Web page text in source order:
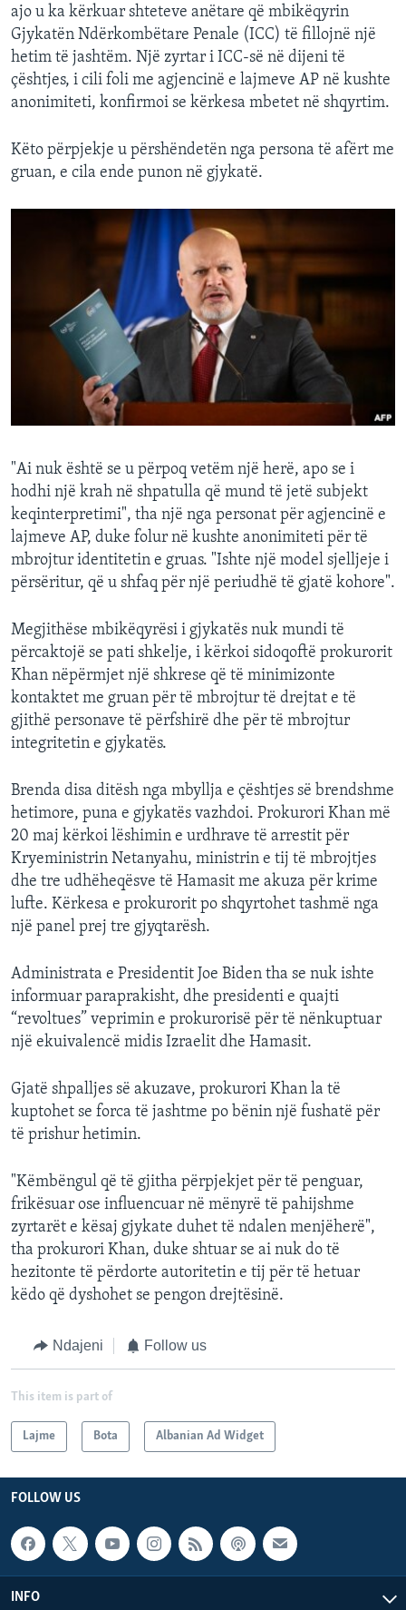
ajo u ka kërkuar shteteve anëtare që mbikëqyrin
Gjykatën Ndërkombëtare Penale (ICC) të fillojnë një
hetim të jashtëm. Një zyrtar i ICC-së në dijeni të
çështjes, i cili foli me agjencinë e lajmeve AP në kushte
anonimiteti, konfirmoi se kërkesa mbetet në shqyrtim.
Këto përpjekje u përshëndetën nga persona të afërt me
gruan, e cila ende punon në gjykatë.
"Ai nuk është se u përpoq vetëm një herë, apo se i
hodhi një krah në shpatulla që mund të jetë subjekt
keqinterpretimi", tha një nga personat për agjencinë e
lajmeve AP, duke folur në kushte anonimiteti për të
mbrojtur identitetin e gruas. "Ishte një model sjelljeje i
përsëritur, që u shfaq për një periudhë të gjatë kohore".
Megjithëse mbikëqyrësi i gjykatës nuk mundi të
përcaktojë se pati shkelje, i kërkoi sidoqoftë prokurorit
Khan nëpërmjet një shkrese që të minimizonte
kontaktet me gruan për të mbrojtur të drejtat e të
gjithë personave të përfshirë dhe për të mbrojtur
integritetin e gjykatës.
Brenda disa ditësh nga mbyllja e çështjes së brendshme
hetimore, puna e gjykatës vazhdoi. Prokurori Khan më
20 maj kërkoi lëshimin e urdhrave të arrestit për
Kryeministrin Netanyahu, ministrin e tij të mbrojtjes
dhe tre udhëheqësve të Hamasit me akuza për krime
lufte. Kërkesa e prokurorit po shqyrtohet tashmë nga
një panel prej tre gjyqtarësh.
Administrata e Presidentit Joe Biden tha se nuk ishte
informuar paraprakisht, dhe presidenti e quajti
“revoltues” veprimin e prokurorisë për të nënkuptuar
një ekuivalencë midis Izraelit dhe Hamasit.
Gjatë shpalljes së akuzave, prokurori Khan la të
kuptohet se forca të jashtme po bënin një fushatë për
të prishur hetimin.
"Këmbëngul që të gjitha përpjekjet për të penguar,
frikësuar ose influencuar në mënyrë të pahijshme
zyrtarët e kësaj gjykate duhet të ndalen menjëherë",
tha prokurori Khan, duke shtuar se ai nuk do të
hezitonte të përdorte autoritetin e tij për të hetuar
këdo që dyshohet se pengon drejtësinë.
Ndajeni Follow us
This item is part of
Lajme Bota Albanian Ad Widget
FOLLOW US
INFO